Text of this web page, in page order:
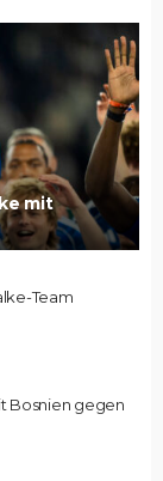
mit
Team
Bosnien gegen